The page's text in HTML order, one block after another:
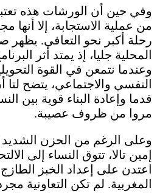
وفي حين أن الورشات هذه
من عملية الاستجابة، إلا
رحلة أكبر نحو التعافي. يظهر
المحلية جليا، إذ يمتد أثر
وعندما نتمعن في القوة
النفسي والاجتماعي، يتضح
قدما وإعادة البناء قوية بين
مروا من ظروف عصيبة.
وعلى الرغم من الحزن
إمين تالا، تتوق النساء إلى
اعتدن على إعداد الخبز
المغربية. لم تكن التعاونية